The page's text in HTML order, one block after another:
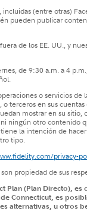
(entre otras)
publicar
de los EE. UU., y
de 9:30 a.m. a 4
o servicios
en sus
mostrar en su
otro contenido
la intención de
tipo.
privacy-
propiedad de sus
Plan (Plan Directo),
Connecticut, es
alternativas, u otros